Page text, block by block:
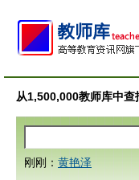
从1,500,000教师库中查
刚刚： 黄艳泽